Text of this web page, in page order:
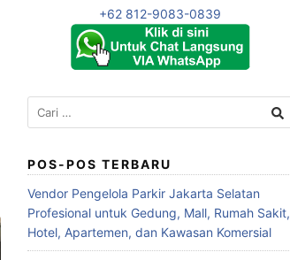
+62 812-9083-0839
Cari
untuk:
POS-POS TERBARU
Vendor Pengelola Parkir Jakarta Selatan
Profesional untuk Gedung, Mall, Rumah Sakit,
Hotel, Apartemen, dan Kawasan Komersial